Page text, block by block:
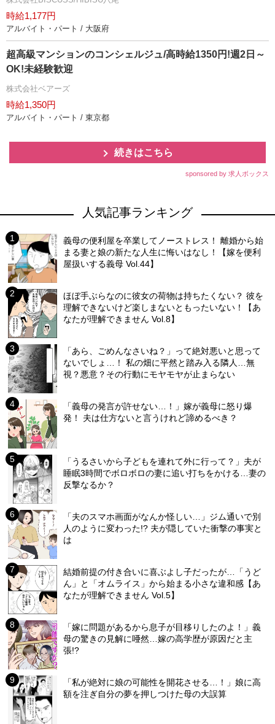
時給1,177円
アルバイト・パート / 大阪府
超高級マンションのコンシェルジュ/高時給1350円!週2日～
OK!未経験歓迎
株式会社ベアーズ
時給1,350円
アルバイト・パート / 東京都
続きはこちら
sponsored by 求人ボックス
人気記事ランキング
義母の便利屋を卒業してノーストレス！ 離婚から始
まる妻と娘の新たな人生に悔いはなし！【嫁を便利
屋扱いする義母 Vol.44】
ほぼ手ぶらなのに彼女の荷物は持ちたくない？ 彼を
理解できないけど楽しまないともったいない！【あ
なたが理解できません Vol.8】
「あら、ごめんなさいね？」って絶対悪いと思って
ないでしょ…！ 私の畑に平然と踏み入る隣人…無
視？悪意？その行動にモヤモヤが止まらない
「義母の発言が許せない…！」嫁が義母に怒り爆
発！ 夫は仕方ないと言うけれど諦めるべき？
「うるさいから子どもを連れて外に行って？」夫が
睡眠3時間でボロボロの妻に追い打ちをかける…妻の
反撃なるか？
「夫のスマホ画面がなんか怪しい…」ジム通いで別
人のように変わった!? 夫が隠していた衝撃の事実と
は
結婚前提の付き合いに喜ぶよし子だったが…「うど
ん」と「オムライス」から始まる小さな違和感【あ
なたが理解できません Vol.5】
「嫁に問題があるから息子が目移りしたのよ！」義
母の驚きの見解に唖然…嫁の高学歴が原因だと主
張!?
「私が絶対に娘の可能性を開花させる…！」娘に高
額を注ぎ自分の夢を押しつけた母の大誤算